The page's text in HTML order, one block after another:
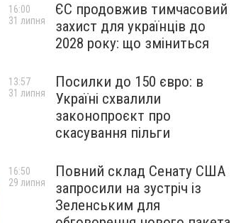
ЄС продовжив тимчасовий
захист для українців до
2028 року: що зміниться
16:00
31 липня
Посилки до 150 євро: в
Україні схвалили
законопроєкт про
скасування пільги
13:57
31 липня
Повний склад Сенату США
запросили на зустріч із
Зеленським для
16:50
29 липня